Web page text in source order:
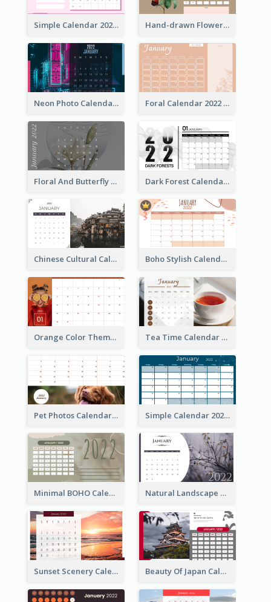
Simple Calendar 2022 With Notes Hand-drawn Flowers Calender
Neon Photo Calendar Foral Calendar 2022 With Notes
Floral And Butterfly Calendar Dark Forest Calendar
Chinese Cultural Calendar 2022 Boho Stylish Calendar
Orange Color Theme Calendar Tea Time Calendar 2022
Pet Photos Calendar Simple Calendar 2022
Minimal BOHO Calendar Natural Landscape Calendar 2022
Sunset Scenery Calendar Beauty Of Japan Calendar